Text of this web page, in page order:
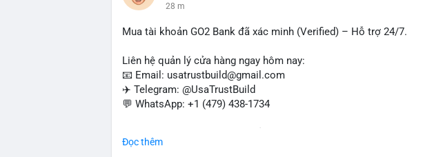
28 m
Mua tài khoản GO2 Bank đã xác minh (Verified) – Hỗ trợ 24/7.
Liên hệ quản lý cửa hàng ngay hôm nay:
📧 Email: usatrustbuild@gmail.com
✈️ Telegram: @UsaTrustBuild
💬 WhatsApp: +1 (479) 438-1734
và thanh toán USDT.
Đọc thêm